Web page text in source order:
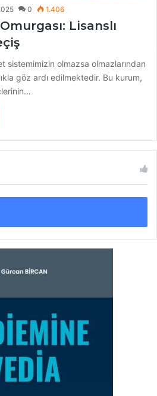
0 1.406
Lisanslı
sistemimizin olmazsa olmazlarından
göz ardı edilmektedir. Bu kurum,